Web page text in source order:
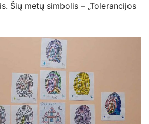
Šių metų simbolis – „Tolerancijos